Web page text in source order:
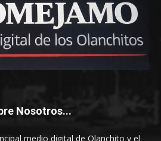
Nosotros...
medio digital de Olanchito y el